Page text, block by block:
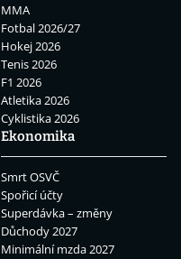
MMA
Fotbal 2026/27
Hokej 2026
Tenis 2026
F1 2026
Atletika 2026
Cyklistika 2026
Ekonomika
Smrt OSVČ
Spořicí účty
Superdávka – změny
Důchody 2027
Minimální mzda 2027